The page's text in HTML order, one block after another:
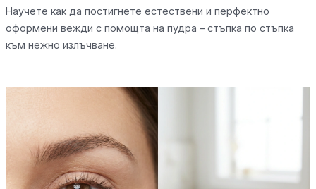
Научете как да постигнете естествени и перфектно
оформени вежди с помощта на пудра – стъпка по стъпка
към нежно излъчване.